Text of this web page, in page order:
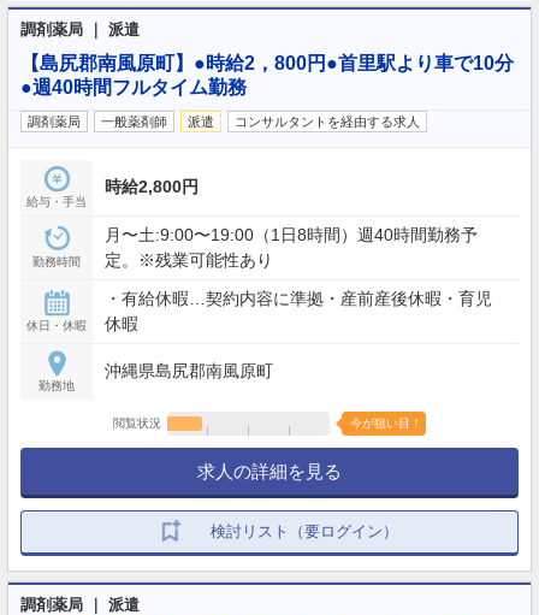
調剤薬局 ｜ 派遣
【島尻郡南風原町】●時給2，800円●首里駅より車で10分
●週40時間フルタイム勤務
調剤薬局 一般薬剤師 派遣 コンサルタントを経由する求人
給与・手当
時給2,800円
勤務時間
月〜土:9:00〜19:00（1日8時間）週40時間勤務予
定。※残業可能性あり
休日・休暇
・有給休暇…契約内容に準拠・産前産後休暇・育児
休暇
勤務地
沖縄県島尻郡南風原町
閲覧状況 今が狙い目！
求人の詳細を見る
検討リスト（要ログイン）
調剤薬局 ｜ 派遣